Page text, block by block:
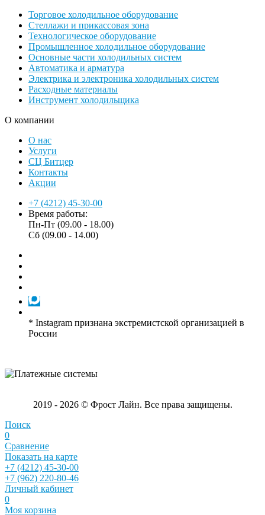
Торговое холодильное оборудование
Стеллажи и прикассовая зона
Технологическое оборудование
Промышленное холодильное оборудование
Основные части холодильных систем
Автоматика и арматура
Электрика и электроника холодильных систем
Расходные материалы
Инструмент холодильщика
О компании
О нас
Услуги
СЦ Битцер
Контакты
Акции
+7 (4212) 45-30-00
Время работы:
Пн-Пт (09.00 - 18.00)
Сб (09.00 - 14.00)
* Instagram признана экстремистской организацией в
России
2019 - 2026 © Фрост Лайн. Все права защищены.
Поиск
0
Сравнение
Показать на карте
+7 (4212) 45-30-00
+7 (962) 220-80-46
Личный кабинет
0
Моя корзина